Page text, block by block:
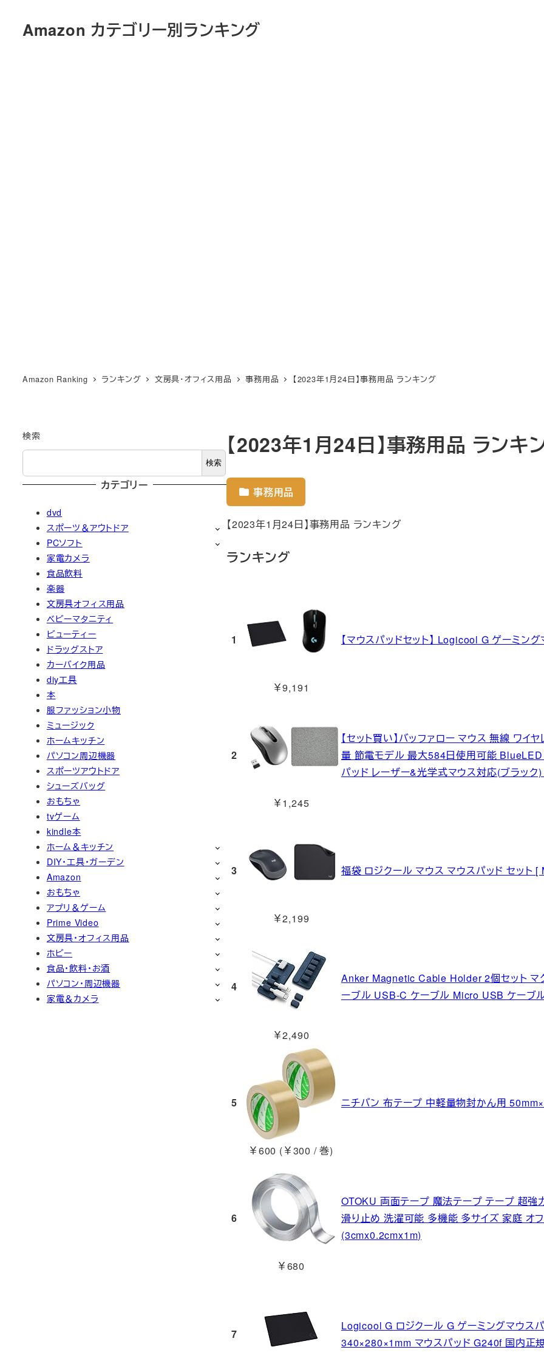
Amazon カテゴリー別ランキング
Amazon Ranking ランキング 文房具・オフィス用品 事務用品 【2023年1月24日】事務用品 ランキング
【2023年1月24日】事務用品 ランキ
事務用品
【2023年1月24日】事務用品 ランキング
ランキング
1
￥9,191
【マウスパッドセット】 Logicool G ゲーミン
2
￥1,245
【セット買い】バッファロー マウス 無線 ワイ
量 節電モデル 最大584日使用可能
パッド レーザー&光学式マウス対応(ブラッ
3
￥2,199
福袋 ロジクール マウス マウスパッド セッ
4
￥2,490
Anker Magnetic Cable Holder 2個セット マ
ーブル USB-C ケーブル Micro USB ケーブ
5
￥600 (￥300 / 巻)
ニチバン 布テープ 中軽量物封かん用
6
￥680
OTOKU 両面テープ 魔法テープ テープ 超
滑り止め 洗濯可能 多機能 多サイズ 家庭 オ
(3cmx0.2cmx1m)
7
Logicool G ロジクール G ゲーミングマウス
340×280×1mm マウスパッド G240f 国内正
検索
検索
カテゴリー
dvd
スポーツ＆アウトドア
PCソフト
家電カメラ
食品飲料
楽器
文房具オフィス用品
ベビーマタニティ
ビューティー
ドラッグストア
カーバイク用品
diy工具
本
服ファッション小物
ミュージック
ホームキッチン
パソコン周辺機器
スポーツアウトドア
シューズバッグ
おもちゃ
tvゲーム
kindle本
ホーム＆キッチン
DIY・工具・ガーデン
Amazon
おもちゃ
アプリ＆ゲーム
Prime Video
文房具・オフィス用品
ホビー
食品・飲料・お酒
パソコン・周辺機器
家電＆カメラ